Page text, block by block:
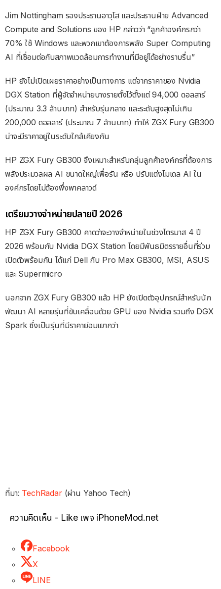
Jim Nottingham รองประธานอาวุโส และประธานฝ่าย Advanced
Compute and Solutions ของ HP กล่าวว่า “ลูกค้าองค์กรกว่า
70% ใช้ Windows และพวกเขาต้องการพลัง Super Computing
AI ที่เชื่อมต่อกับสภาพแวดล้อมการทำงานที่มีอยู่ได้อย่างราบรื่น”
HP ยังไม่เปิดเผยราคาอย่างเป็นทางการ แต่จากราคาของ Nvidia
DGX Station ที่ผู้จัดจำหน่ายบางรายตั้งไว้ตั้งแต่ 94,000 ดอลลาร์
(ประมาณ 3.3 ล้านบาท) สำหรับรุ่นกลาง และระดับสูงสุดไม่เกิน
200,000 ดอลลาร์ (ประมาณ 7 ล้านบาท) ทำให้ ZGX Fury GB300
น่าจะมีราคาอยู่ในระดับใกล้เคียงกัน
HP ZGX Fury GB300 จึงเหมาะสำหรับกลุ่มลูกค้าองค์กรที่ต้องการ
พลังประมวลผล AI ขนาดใหญ่เพื่อรัน หรือ ปรับแต่งโมเดล AI ใน
องค์กรโดยไม่ต้องพึ่งพาคลาวด์
เตรียมวางจำหน่ายปลายปี 2026
HP ZGX Fury GB300 คาดว่าจะวางจำหน่ายในช่วงไตรมาส 4 ปี
2026 พร้อมกับ Nvidia DGX Station โดยมีพันธมิตรรายอื่นที่ร่วม
เปิดตัวพร้อมกัน ได้แก่ Dell กับ Pro Max GB300, MSI, ASUS
และ Supermicro
นอกจาก ZGX Fury GB300 แล้ว HP ยังเปิดตัวอุปกรณ์สำหรับนัก
พัฒนา AI หลายรุ่นที่ขับเคลื่อนด้วย GPU ของ Nvidia รวมถึง DGX
Spark ซึ่งเป็นรุ่นที่มีราคาย่อมเยากว่า
ที่มา: TechRadar(ผ่าน Yahoo Tech)
ความคิดเห็น - Like เพจ iPhoneMod.net
Facebook
X
LINE